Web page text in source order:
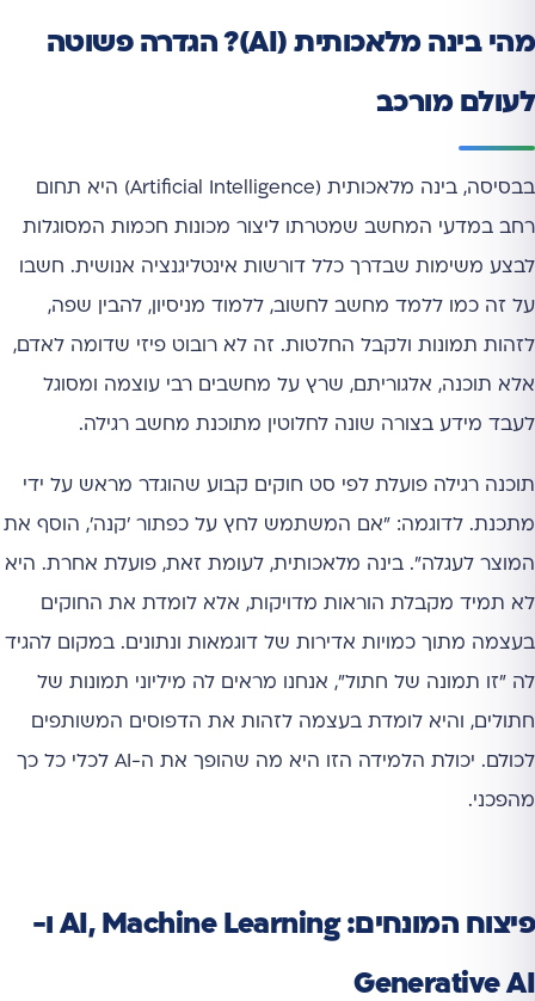
מהי בינה מלאכותית (AI)? הגדרה פשוטה
לעולם מורכב
בבסיסה, בינה מלאכותית (Artificial Intelligence) היא תחום
רחב במדעי המחשב שמטרתו ליצור מכונות חכמות המסוגלות
לבצע משימות שבדרך כלל דורשות אינטליגנציה אנושית. חשבו
על זה כמו ללמד מחשב לחשוב, ללמוד מניסיון, להבין שפה,
לזהות תמונות ולקבל החלטות. זה לא רובוט פיזי שדומה לאדם,
אלא תוכנה, אלגוריתם, שרץ על מחשבים רבי עוצמה ומסוגל
לעבד מידע בצורה שונה לחלוטין מתוכנת מחשב רגילה.
תוכנה רגילה פועלת לפי סט חוקים קבוע שהוגדר מראש על ידי
מתכנת. לדוגמה: "אם המשתמש לחץ על כפתור 'קנה', הוסף את
המוצר לעגלה". בינה מלאכותית, לעומת זאת, פועלת אחרת. היא
לא תמיד מקבלת הוראות מדויקות, אלא לומדת את החוקים
בעצמה מתוך כמויות אדירות של דוגמאות ונתונים. במקום להגיד
לה "זו תמונה של חתול", אנחנו מראים לה מיליוני תמונות של
חתולים, והיא לומדת בעצמה לזהות את הדפוסים המשותפים
לכולם. יכולת הלמידה הזו היא מה שהופך את ה-AI לכלי כל כך
מהפכני.
פיצוח המונחים: AI, Machine Learning ו-
Generative AI